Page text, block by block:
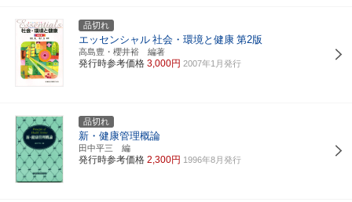
品切れ
エッセンシャル 社会・環境と健康 第2版
高島豊・櫻井裕 編著
発行時参考価格 3,000円 2007年1月発行
品切れ
新・健康管理概論
田中平三 編
発行時参考価格 2,300円 1996年8月発行